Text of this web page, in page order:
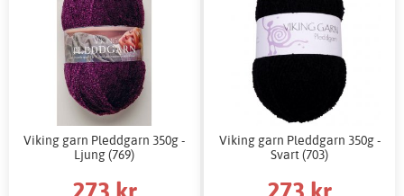
Viking garn Pleddgarn 350g -
Ljung (769)
Viking garn Pleddgarn 350g -
Svart (703)